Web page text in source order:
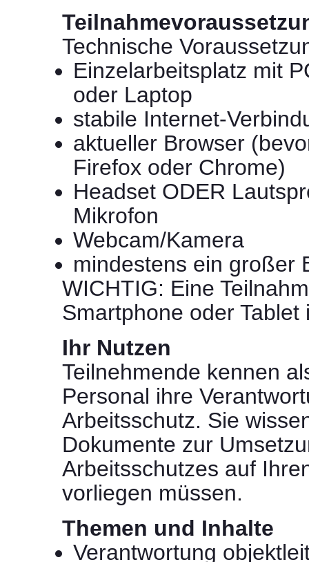
Technische
Einzelarbeitsplatz mit
oder Laptop
stabile Internet-
aktueller Browser
Firefox oder Chrome)
Headset ODER
Mikrofon
Webcam/Kamera
mindestens ein großer
WICHTIG: Eine
Smartphone oder
Ihr Nutzen
Teilnehmende kennen
Personal ihre
Arbeitsschutz. Sie
Dokumente zur
Arbeitsschutzes auf
vorliegen müssen.
Themen und Inhalte
Verantwortung